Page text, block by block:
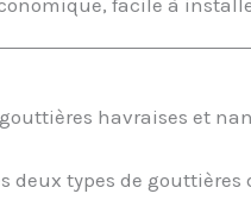
facile à
havraises et
deux types de